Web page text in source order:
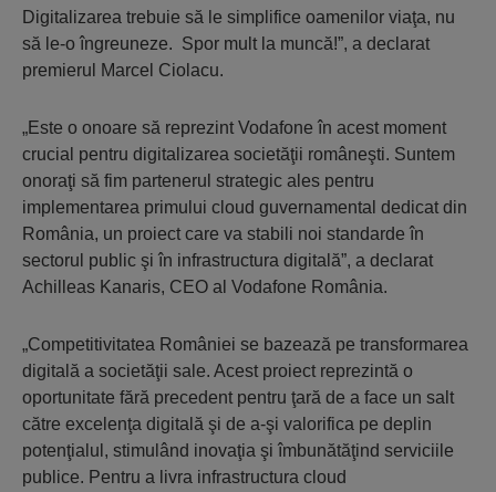
Digitalizarea trebuie să le simplifice oamenilor viaţa, nu
să le-o îngreuneze. Spor mult la muncă!”, a declarat
premierul Marcel Ciolacu.
„Este o onoare să reprezint Vodafone în acest moment
crucial pentru digitalizarea societăţii româneşti. Suntem
onoraţi să fim partenerul strategic ales pentru
implementarea primului cloud guvernamental dedicat din
România, un proiect care va stabili noi standarde în
sectorul public şi în infrastructura digitală”, a declarat
Achilleas Kanaris, CEO al Vodafone România.
„Competitivitatea României se bazează pe transformarea
digitală a societăţii sale. Acest proiect reprezintă o
oportunitate fără precedent pentru ţară de a face un salt
către excelenţa digitală şi de a-şi valorifica pe deplin
potenţialul, stimulând inovaţia şi îmbunătăţind serviciile
publice. Pentru a livra infrastructura cloud